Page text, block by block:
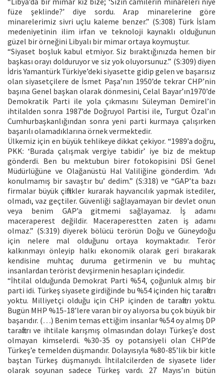
füze şeklinde?’ diye sordu. Arap minarelerine göre
minarelerimiz sivri uçlu kaleme benzer.” (S:308) Türk İslam
medeniyetinin ilim irfan ve teknoloji kaynaklı olduğunun
güzel bir örneğini Libyalı bir mimar ortaya koymuştur.
“Siyaset boşluk kabul etmiyor. Siz bıraktığınızda hemen bir
başkası orayı dolduruyor ve siz yok oluyorsunuz.” (S:309) diyen
İdris Yamantürk Türkiye’deki siyasette gidip gelen ve başarısız
olan siyasetçilere de İsmet Paşa’nın 1950’de tekrar CHP’nin
başına Genel başkan olarak dönmesini, Celal Bayar’ın1970’de
Demokratik Parti ile yola çıkmasını Süleyman Demirel’in
ihtilalden sonra 1987’de Doğruyol Partisi ile, Turgut Özal’ın
Cumhurbaşkanlığından sonra yeni parti kurmaya çalışırken
başarılı olamadıklarına örnek vermektedir.
Ülkemiz için en büyük tehlikeye dikkat çekiyor. “1989’a doğru,
PKK: ‘Burada çalışmak vergiye tabidir’ iye biz de mektup
gönderdi. Ben bu mektubun birer fotokopisini DSİ Genel
Müdürlüğüne ve Olağanüstü Hal Valiliğine gönderdim. ‘Adı
konulmamış bir savaştır bu’ dedim.” (S:318) ve “GAP’ta bazı
firmalar büyük çiftlikler kurarak hayvancılık yapmak istediler,
olmadı, vaz geçtiler. Güvenliği sağlayamayan bir devlet onun
veya benim GAP’a gitmemi sağlayamaz. İş adamı
maceraperest değildir. Maceraperestten zaten iş adamı
olmaz.” (S:319) diyerek bölücü terörün Doğu ve Güneydoğu
için nelere mal olduğunu ortaya koymaktadır. Terör
kalkınmayı önleyip halkı ekonomik olarak geri bırakarak
kendisine muhtaç duruma getirmenin ve bu muhtaç
insanlardan terörist devşirmenin hesapları içindedir.
“İhtilal olduğunda Demokrat Parti %54, çoğunluk almış bir
parti idi. Türkeş siyasete girdiğinde bu %54 içinden hiç taraftarı
yoktu. Milliyetçi olduğu için CHP içinden de taraftarı yoktu.
Bugün MHP %15-18’lere varan bir oy alıyorsa bu çok büyük bir
başarıdır. (…) Benim temas ettiğim insanlar %54 oy almış DP
taraftarı ve ihtilale karışmış olmasından dolayı Türkeş’e dost
olmayan kimselerdi. %30-35 oy potansiyeli olan CHP’de
Türkeş’e temelden düşmandır. Dolayısıyla %80-85’lik bir kitle
baştan Türkeş düşmanıydı. İhtilalcilerden de siyasete lider
olarak soyunan sadece Türkeş vardı. 27 Mayıs’ın bütün